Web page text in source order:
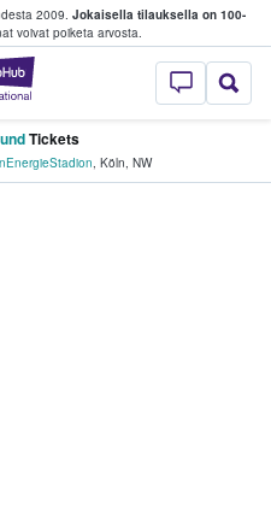
2009. Jokaisella tilauksella on 100-
voivat poiketa arvosta.
StubHub -
lippuja
Tickets
, Köln, NW